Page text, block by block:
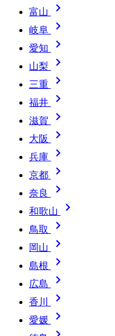
富山 
岐阜 
愛知 
山梨 
三重 
福井 
滋賀 
大阪 
兵庫 
京都 
奈良 
和歌山 
鳥取 
岡山 
島根 
広島 
香川 
愛媛 